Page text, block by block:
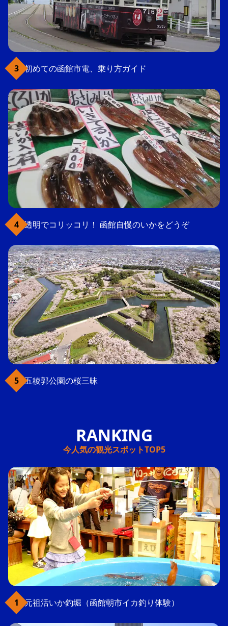
初めての函館市電、乗り方ガイド
透明でコリッコリ！ 函館自慢のいかをどうぞ
五稜郭公園の桜三昧
今人気の観光スポットTOP5
元祖活いか釣堀（函館朝市イカ釣り体験）